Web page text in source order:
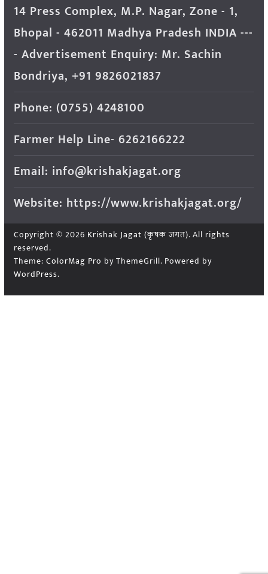
14 Press Complex, M.P. Nagar, Zone - 1,
Bhopal - 462011 Madhya Pradesh INDIA ---
- Advertisement Enquiry: Mr. Sachin
Bondriya, +91 9826021837
Phone: (0755) 4248100
Farmer Help Line- 6262166222
Email: info@krishakjagat.org
Website: https://www.krishakjagat.org/
Copyright © 2026 Krishak Jagat (कृषक जगत). All rights
reserved.
Theme: ColorMag Pro by ThemeGrill. Powered by
WordPress.